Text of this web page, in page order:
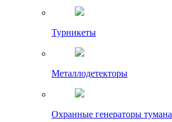
Турникеты
Металлодетекторы
Охранные генераторы тумана